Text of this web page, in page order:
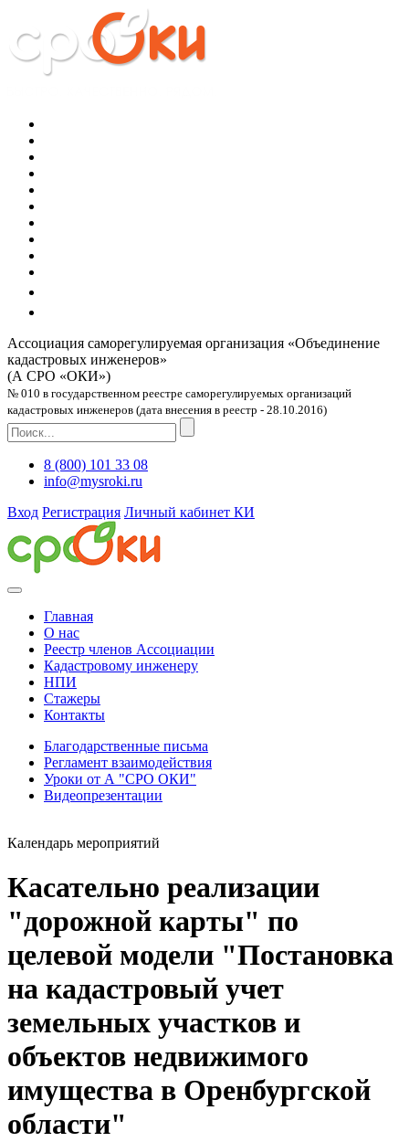
Ассоциация саморегулируемая организация «Объединение
кадастровых инженеров»
(А СРО «ОКИ»)
№ 010 в государственном реестре саморегулируемых организаций
кадастровых инженеров (дата внесения в реестр - 28.10.2016)
8 (800) 101 33 08
info@mysroki.ru
Вход Регистрация Личный кабинет КИ
Главная
О нас
Реестр членов Ассоциации
Кадастровому инженеру
НПИ
Стажеры
Контакты
Благодарственные письма
Регламент взаимодействия
Уроки от А "СРО ОКИ"
Видеопрезентации
Календарь мероприятий
Касательно реализации
"дорожной карты" по
целевой модели "Постановка
на кадастровый учет
земельных участков и
объектов недвижимого
имущества в Оренбургской
области"